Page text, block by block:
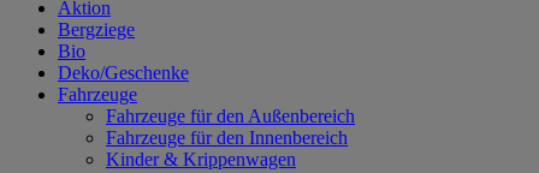
Aktion
Bergziege
Bio
Deko/Geschenke
Fahrzeuge
Fahrzeuge für den Außenbereich
Fahrzeuge für den Innenbereich
Kinder & Krippenwagen